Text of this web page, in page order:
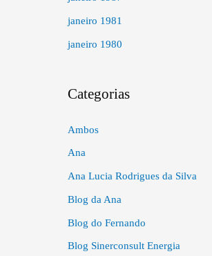
janeiro 1981
janeiro 1980
Categorias
Ambos
Ana
Ana Lucia Rodrigues da Silva
Blog da Ana
Blog do Fernando
Blog Sinerconsult Energia